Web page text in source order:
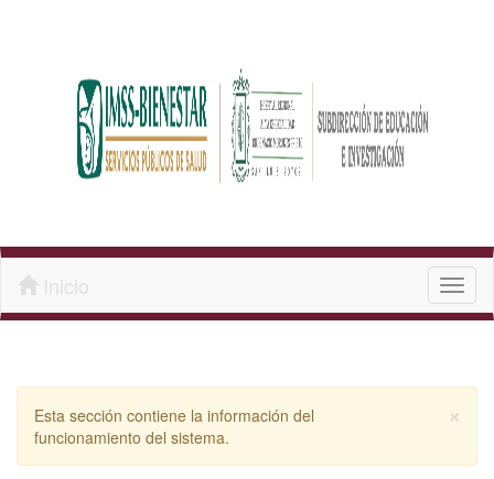
Inicio
×
Esta sección contiene la información del
funcionamiento del sistema.